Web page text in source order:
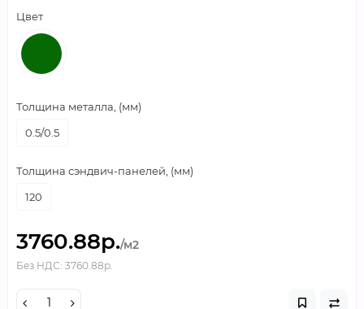
Цвет
Толщина металла, (мм)
0.5/0.5
Толщина сэндвич-панелей, (мм)
120
3760.88р./м2
Без НДС: 3760.88р.